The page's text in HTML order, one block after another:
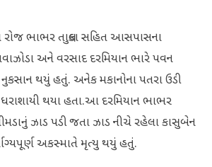
ભાભર તાલુકા સહિત આસપાસના
અને વરસાદ દરમિયાન ભારે પવન
થયું હતું. અનેક મકાનોના પતરા ઉડી
થયા હતા.આ દરમિયાન ભાભર
ઝાડ પડી જતા ઝાડ નીચે રહેલા કાસુબેન
અકસ્માતે મૃત્યુ થયું હતું.